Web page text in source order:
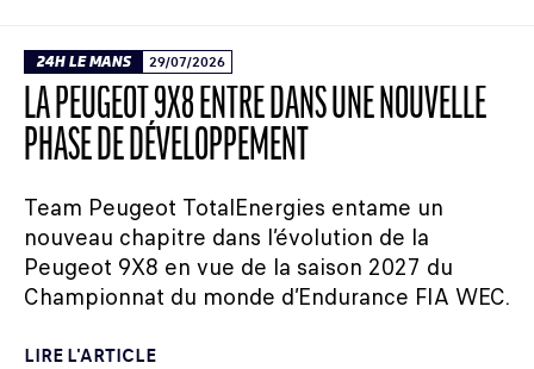
24H LE MANS 29/07/2026
LA PEUGEOT 9X8 ENTRE DANS UNE NOUVELLE
PHASE DE DÉVELOPPEMENT
Team Peugeot TotalEnergies entame un
nouveau chapitre dans l’évolution de la
Peugeot 9X8 en vue de la saison 2027 du
Championnat du monde d’Endurance FIA WEC.
LIRE L'ARTICLE